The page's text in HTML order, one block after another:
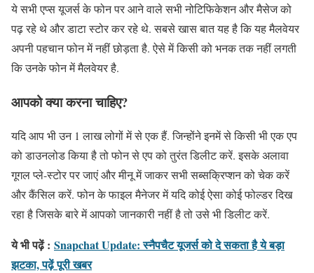
ये सभी एप्स यूजर्स के फोन पर आने वाले सभी नोटिफिकेशन और मैसेज को
पढ़ रहे थे और डाटा स्टोर कर रहे थे. सबसे खास बात यह है कि यह मैलवेयर
अपनी पहचान फोन में नहीं छोड़ता है. ऐसे में किसी को भनक तक नहीं लगती
कि उनके फोन में मैलवेयर है.
आपको क्या करना चाहिए?
यदि आप भी उन 1 लाख लोगों में से एक हैं. जिन्होंने इनमें से किसी भी एक एप
को डाउनलोड किया है तो फोन से एप को तुरंत डिलीट करें. इसके अलावा
गूगल प्ले-स्टोर पर जाएं और मीनू में जाकर सभी सब्सक्रिप्शन को चेक करें
और कैंसिल करें. फोन के फाइल मैनेजर में यदि कोई ऐसा कोई फोल्डर दिख
रहा है जिसके बारे में आपको जानकारी नहीं है तो उसे भी डिलीट करें.
ये भी पढ़ें : Snapchat Update: स्नैपचैट यूजर्स को दे सकता है ये बड़ा
झटका, पढ़ें पूरी खबर